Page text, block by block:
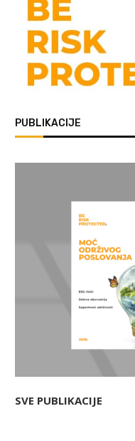
PUBLIKACIJE
SVE PUBLIKACIJE